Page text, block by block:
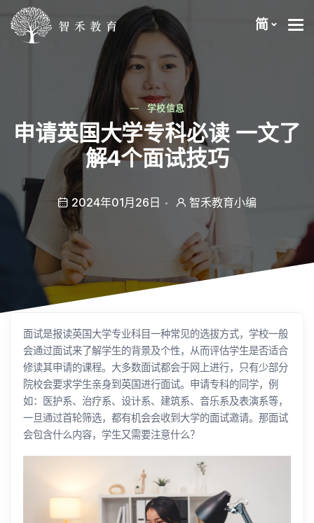
简
学校信息
申请英国大学专科必读 一文了
解4个面试技巧
2024年01月26日 智禾教育小编
面试是报读英国大学专业科目一种常见的选拔方式，学校一般
会通过面试来了解学生的背景及个性，从而评估学生是否适合
修读其申请的课程。大多数面试都会于网上进行，只有少部分
院校会要求学生亲身到英国进行面试。申请专科的同学，例
如：医护系、治疗系、设计系、建筑系、音乐系及表演系等，
一旦通过首轮筛选，都有机会会收到大学的面试邀请。那面试
会包含什么内容，学生又需要注意什么？